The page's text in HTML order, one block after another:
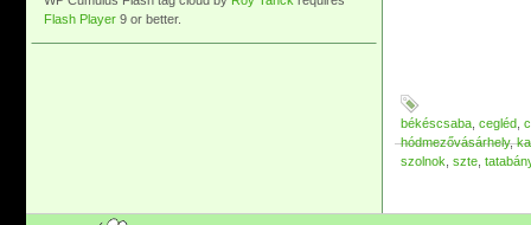
békéscsaba cegléd
hódmezővásárhely,
szolnok szte
Flash Player 9 or better.